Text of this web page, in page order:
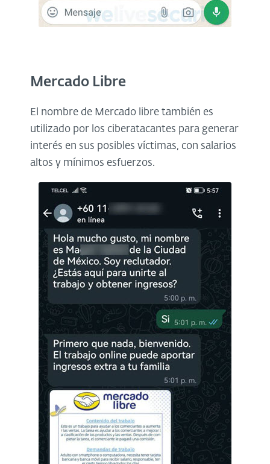
Mercado Libre
El nombre de Mercado libre también es
utilizado por los ciberatacantes para generar
interés en sus posibles víctimas, con salarios
altos y mínimos esfuerzos.